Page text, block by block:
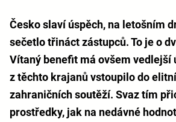
Česko slaví úspěch, na letošním
sečetlo třináct zástupců. To je o
Vítaný benefit má ovšem vedlejší
z těchto krajanů vstoupilo do
zahraničních soutěží. Svaz tím
prostředky, jak na nedávné